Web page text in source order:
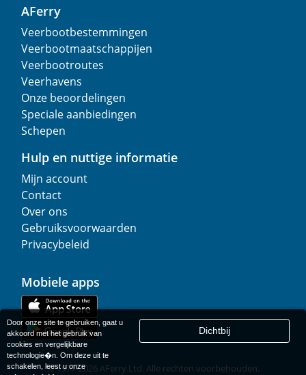
AFerry
Veerbootbestemmingen
Veerbootmaatschappijen
Veerbootroutes
Veerhavens
Onze beoordelingen
Speciale aanbiedingen
Schepen
Hulp en nuttige informatie
Mijn account
Contact
Over ons
Gebruiksvoorwaarden
Privacybeleid
Mobiele apps
© 1977-2026AFerry Ltd. Alle rechten voorbehouden.
Door onze site te gebruiken, gaat u
akkoord met het gebruik van
cookies en vergelijkbare
technologie�n. Om deze uit te
schakelen, leest u onze
Dichtbij